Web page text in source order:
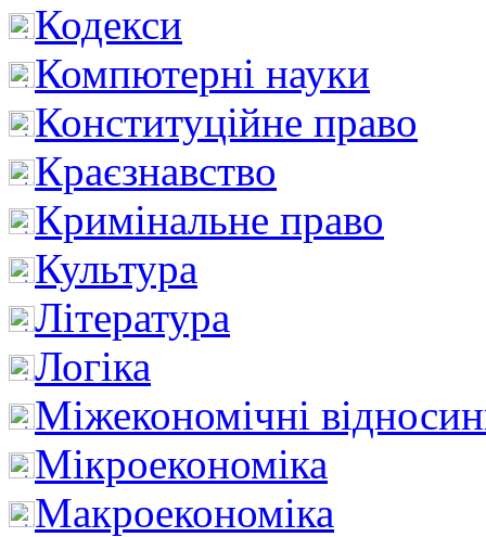
Кодекси
Компютерні науки
Конституційне право
Краєзнавство
Кримінальне право
Культура
Література
Логіка
Міжекономічні
Мікроекономіка
Макроекономіка